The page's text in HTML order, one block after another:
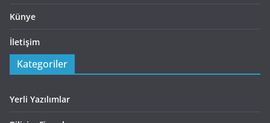
Künye
İletişim
Kategoriler
Yerli Yazılımlar